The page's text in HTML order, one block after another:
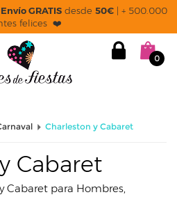
Envío GRATIS desde 50€ | + 500.000
felices ❤️
0
Charleston y Cabaret
Cabaret
Cabaret para Hombres,